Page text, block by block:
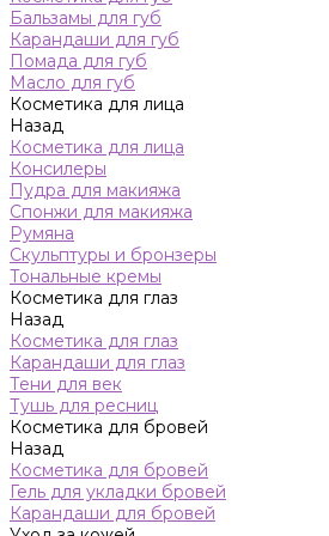
Бальзамы для губ
Карандаши для губ
Помада для губ
Масло для губ
Косметика для лица
Назад
Косметика для лица
Консилеры
Пудра для макияжа
Спонжи для макияжа
Румяна
Скульптуры и бронзеры
Тональные кремы
Косметика для глаз
Назад
Косметика для глаз
Карандаши для глаз
Тени для век
Тушь для ресниц
Косметика для бровей
Назад
Косметика для бровей
Гель для укладки бровей
Карандаши для бровей